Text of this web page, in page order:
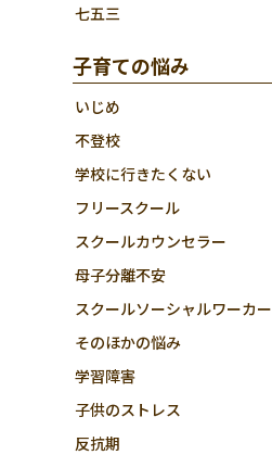
七五三
子育ての悩み
いじめ
不登校
学校に行きたくない
フリースクール
スクールカウンセラー
母子分離不安
スクールソーシャルワーカー
そのほかの悩み
学習障害
子供のストレス
反抗期